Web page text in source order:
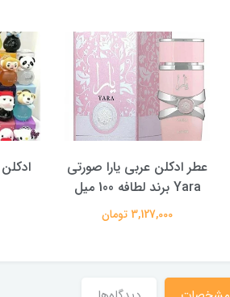
عطر ادکلن عربی یارا صورتی
Yara برند لطافه 100 میل
3,127,000 تومان